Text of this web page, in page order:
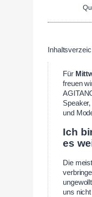
Für
freuen
und
Ich
es
Die
uns